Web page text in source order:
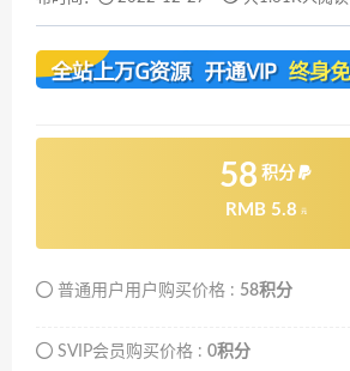
58 积分
RMB 5.8 元
普通用户用户购买价格 : 58积分
SVIP会员购买价格 : 0积分